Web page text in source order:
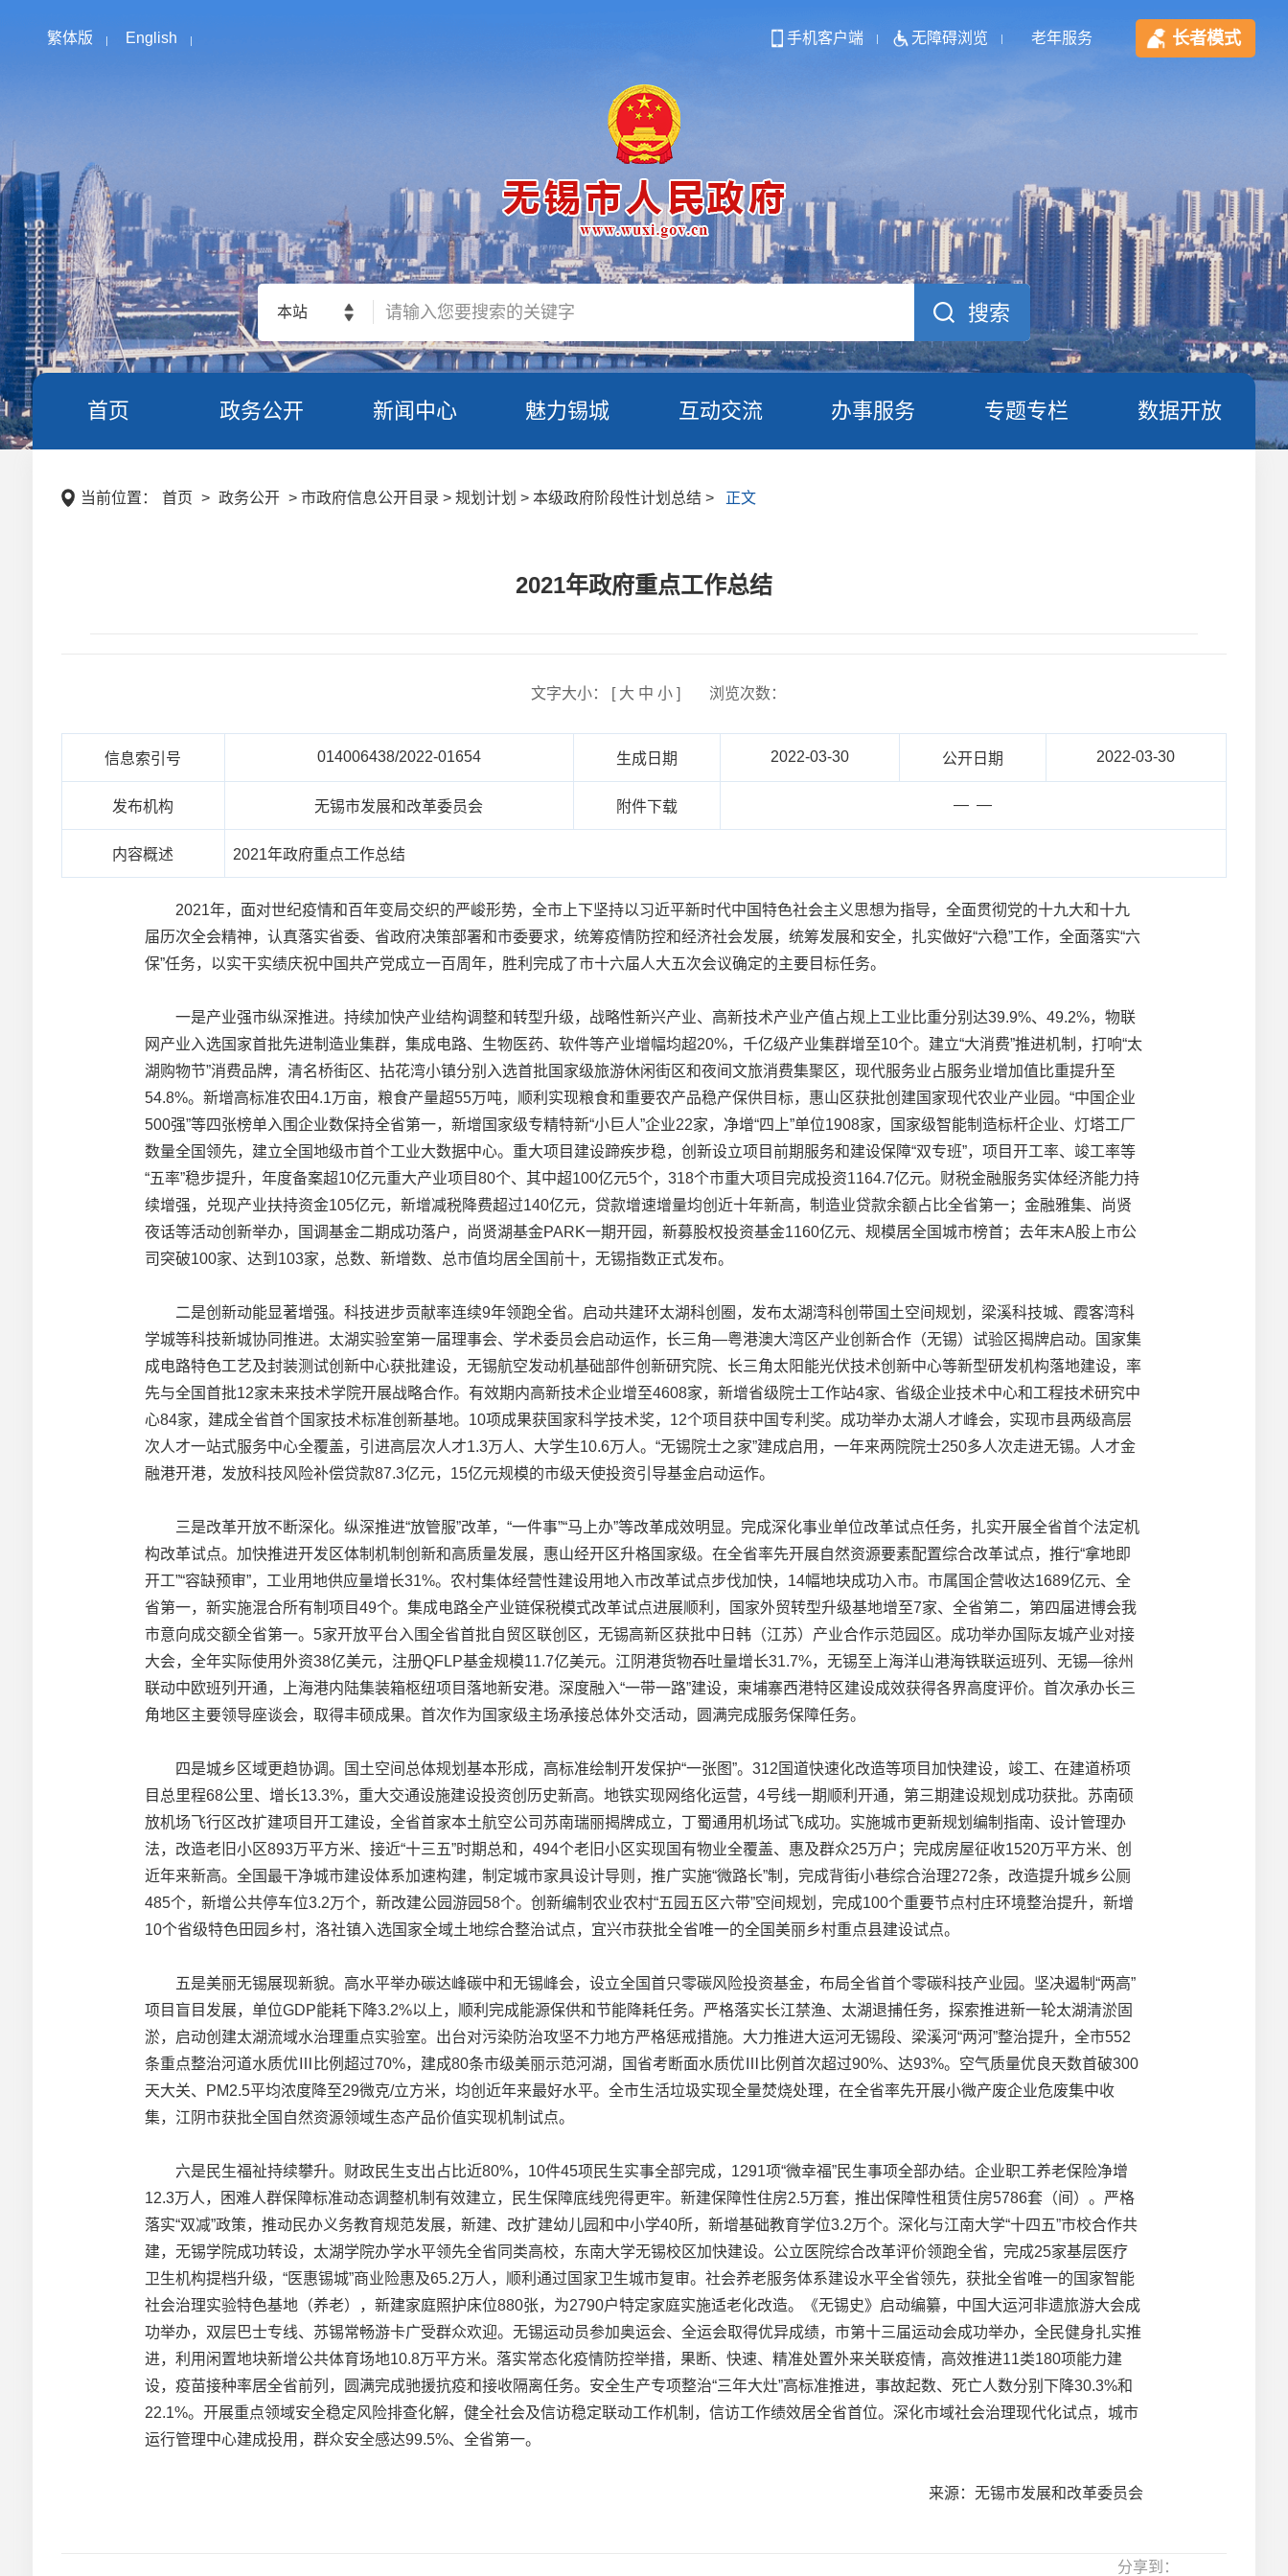
繁体版 English 手机客户端 无障碍浏览 老年服务 长者模式
本站
首页 政务公开 新闻中心 魅力锡城 互动交流 办事服务 专题专栏 数据开放
当前位置： 首页 > 政务公开 > 市政府信息公开目录 > 规划计划 > 本级政府阶段性计划总结 > 正文
2021年政府重点工作总结
文字大小： [ 大 中 小] 浏览次数：
信息索引号 014006438/2022-01654 生成日期 2022-03-30 公开日期 2022-03-30
发布机构 无锡市发展和改革委员会 附件下载 — —
内容概述 2021年政府重点工作总结
2021年，面对世纪疫情和百年变局交织的严峻形势，全市上下坚持以习近平新时代中国特色社会主义思想为指导，全面贯彻党的十九大和十九
届历次全会精神，认真落实省委、省政府决策部署和市委要求，统筹疫情防控和经济社会发展，统筹发展和安全，扎实做好“六稳”工作，全面落实“六
保”任务，以实干实绩庆祝中国共产党成立一百周年，胜利完成了市十六届人大五次会议确定的主要目标任务。
一是产业强市纵深推进。持续加快产业结构调整和转型升级，战略性新兴产业、高新技术产业产值占规上工业比重分别达39.9%、49.2%，物联
网产业入选国家首批先进制造业集群，集成电路、生物医药、软件等产业增幅均超20%，千亿级产业集群增至10个。建立“大消费”推进机制，打响“太
湖购物节”消费品牌，清名桥街区、拈花湾小镇分别入选首批国家级旅游休闲街区和夜间文旅消费集聚区，现代服务业占服务业增加值比重提升至
54.8%。新增高标准农田4.1万亩，粮食产量超55万吨，顺利实现粮食和重要农产品稳产保供目标，惠山区获批创建国家现代农业产业园。“中国企业
500强”等四张榜单入围企业数保持全省第一，新增国家级专精特新“小巨人”企业22家，净增“四上”单位1908家，国家级智能制造标杆企业、灯塔工厂
数量全国领先，建立全国地级市首个工业大数据中心。重大项目建设蹄疾步稳，创新设立项目前期服务和建设保障“双专班”，项目开工率、竣工率等
“五率”稳步提升，年度备案超10亿元重大产业项目80个、其中超100亿元5个，318个市重大项目完成投资1164.7亿元。财税金融服务实体经济能力持
续增强，兑现产业扶持资金105亿元，新增减税降费超过140亿元，贷款增速增量均创近十年新高，制造业贷款余额占比全省第一；金融雅集、尚贤
夜话等活动创新举办，国调基金二期成功落户，尚贤湖基金PARK一期开园，新募股权投资基金1160亿元、规模居全国城市榜首；去年末A股上市公
司突破100家、达到103家，总数、新增数、总市值均居全国前十，无锡指数正式发布。
二是创新动能显著增强。科技进步贡献率连续9年领跑全省。启动共建环太湖科创圈，发布太湖湾科创带国土空间规划，梁溪科技城、霞客湾科
学城等科技新城协同推进。太湖实验室第一届理事会、学术委员会启动运作，长三角—粤港澳大湾区产业创新合作（无锡）试验区揭牌启动。国家集
成电路特色工艺及封装测试创新中心获批建设，无锡航空发动机基础部件创新研究院、长三角太阳能光伏技术创新中心等新型研发机构落地建设，率
先与全国首批12家未来技术学院开展战略合作。有效期内高新技术企业增至4608家，新增省级院士工作站4家、省级企业技术中心和工程技术研究中
心84家，建成全省首个国家技术标准创新基地。10项成果获国家科学技术奖，12个项目获中国专利奖。成功举办太湖人才峰会，实现市县两级高层
次人才一站式服务中心全覆盖，引进高层次人才1.3万人、大学生10.6万人。“无锡院士之家”建成启用，一年来两院院士250多人次走进无锡。人才金
融港开港，发放科技风险补偿贷款87.3亿元，15亿元规模的市级天使投资引导基金启动运作。
三是改革开放不断深化。纵深推进“放管服”改革，“一件事”“马上办”等改革成效明显。完成深化事业单位改革试点任务，扎实开展全省首个法定机
构改革试点。加快推进开发区体制机制创新和高质量发展，惠山经开区升格国家级。在全省率先开展自然资源要素配置综合改革试点，推行“拿地即
开工”“容缺预审”，工业用地供应量增长31%。农村集体经营性建设用地入市改革试点步伐加快，14幅地块成功入市。市属国企营收达1689亿元、全
省第一，新实施混合所有制项目49个。集成电路全产业链保税模式改革试点进展顺利，国家外贸转型升级基地增至7家、全省第二，第四届进博会我
市意向成交额全省第一。5家开放平台入围全省首批自贸区联创区，无锡高新区获批中日韩（江苏）产业合作示范园区。成功举办国际友城产业对接
大会，全年实际使用外资38亿美元，注册QFLP基金规模11.7亿美元。江阴港货物吞吐量增长31.7%，无锡至上海洋山港海铁联运班列、无锡—徐州
联动中欧班列开通，上海港内陆集装箱枢纽项目落地新安港。深度融入“一带一路”建设，柬埔寨西港特区建设成效获得各界高度评价。首次承办长三
角地区主要领导座谈会，取得丰硕成果。首次作为国家级主场承接总体外交活动，圆满完成服务保障任务。
四是城乡区域更趋协调。国土空间总体规划基本形成，高标准绘制开发保护“一张图”。312国道快速化改造等项目加快建设，竣工、在建道桥项
目总里程68公里、增长13.3%，重大交通设施建设投资创历史新高。地铁实现网络化运营，4号线一期顺利开通，第三期建设规划成功获批。苏南硕
放机场飞行区改扩建项目开工建设，全省首家本土航空公司苏南瑞丽揭牌成立，丁蜀通用机场试飞成功。实施城市更新规划编制指南、设计管理办
法，改造老旧小区893万平方米、接近“十三五”时期总和，494个老旧小区实现国有物业全覆盖、惠及群众25万户；完成房屋征收1520万平方米、创
近年来新高。全国最干净城市建设体系加速构建，制定城市家具设计导则，推广实施“微路长”制，完成背街小巷综合治理272条，改造提升城乡公厕
485个，新增公共停车位3.2万个，新改建公园游园58个。创新编制农业农村“五园五区六带”空间规划，完成100个重要节点村庄环境整治提升，新增
10个省级特色田园乡村，洛社镇入选国家全域土地综合整治试点，宜兴市获批全省唯一的全国美丽乡村重点县建设试点。
五是美丽无锡展现新貌。高水平举办碳达峰碳中和无锡峰会，设立全国首只零碳风险投资基金，布局全省首个零碳科技产业园。坚决遏制“两高”
项目盲目发展，单位GDP能耗下降3.2%以上，顺利完成能源保供和节能降耗任务。严格落实长江禁渔、太湖退捕任务，探索推进新一轮太湖清淤固
淤，启动创建太湖流域水治理重点实验室。出台对污染防治攻坚不力地方严格惩戒措施。大力推进大运河无锡段、梁溪河“两河”整治提升，全市552
条重点整治河道水质优Ⅲ比例超过70%，建成80条市级美丽示范河湖，国省考断面水质优Ⅲ比例首次超过90%、达93%。空气质量优良天数首破300
天大关、PM2.5平均浓度降至29微克/立方米，均创近年来最好水平。全市生活垃圾实现全量焚烧处理，在全省率先开展小微产废企业危废集中收
集，江阴市获批全国自然资源领域生态产品价值实现机制试点。
六是民生福祉持续攀升。财政民生支出占比近80%，10件45项民生实事全部完成，1291项“微幸福”民生事项全部办结。企业职工养老保险净增
12.3万人，困难人群保障标准动态调整机制有效建立，民生保障底线兜得更牢。新建保障性住房2.5万套，推出保障性租赁住房5786套（间）。严格
落实“双减”政策，推动民办义务教育规范发展，新建、改扩建幼儿园和中小学40所，新增基础教育学位3.2万个。深化与江南大学“十四五”市校合作共
建，无锡学院成功转设，太湖学院办学水平领先全省同类高校，东南大学无锡校区加快建设。公立医院综合改革评价领跑全省，完成25家基层医疗
卫生机构提档升级，“医惠锡城”商业险惠及65.2万人，顺利通过国家卫生城市复审。社会养老服务体系建设水平全省领先，获批全省唯一的国家智能
社会治理实验特色基地（养老），新建家庭照护床位880张，为2790户特定家庭实施适老化改造。《无锡史》启动编纂，中国大运河非遗旅游大会成
功举办，双层巴士专线、苏锡常畅游卡广受群众欢迎。无锡运动员参加奥运会、全运会取得优异成绩，市第十三届运动会成功举办，全民健身扎实推
进，利用闲置地块新增公共体育场地10.8万平方米。落实常态化疫情防控举措，果断、快速、精准处置外来关联疫情，高效推进11类180项能力建
设，疫苗接种率居全省前列，圆满完成驰援抗疫和接收隔离任务。安全生产专项整治“三年大灶”高标准推进，事故起数、死亡人数分别下降30.3%和
22.1%。开展重点领域安全稳定风险排查化解，健全社会及信访稳定联动工作机制，信访工作绩效居全省首位。深化市域社会治理现代化试点，城市
运行管理中心建成投用，群众安全感达99.5%、全省第一。
来源：无锡市发展和改革委员会
分享到：